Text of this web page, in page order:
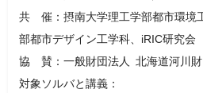
共 催：摂南大学理工学部都市環境
部都市デザイン工学科、iRIC研究会
協 賛：一般財団法人 北海道河川財
対象ソルバと講義：